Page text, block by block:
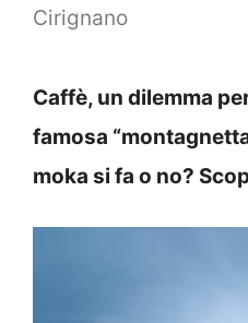
Cirignano
Caffè, un dilemma
famosa
moka si fa o no?